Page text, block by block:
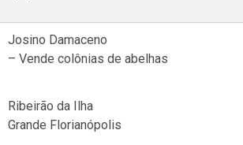
Josino Damaceno
– Vende colônias de abelhas
Ribeirão da Ilha
Grande Florianópolis